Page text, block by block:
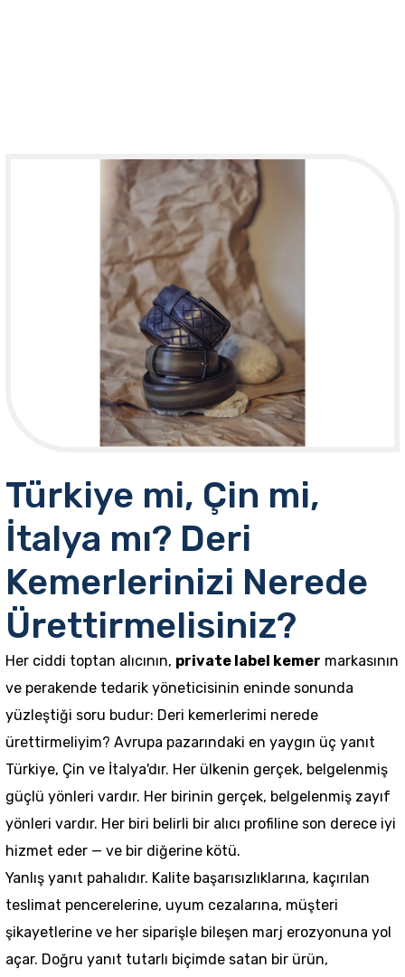
Türkiye mi, Çin mi,
İtalya mı? Deri
Kemerlerinizi Nerede
Ürettirmelisiniz?
Her ciddi toptan alıcının, private label kemer markasının
ve perakende tedarik yöneticisinin eninde sonunda
yüzleştiği soru budur: Deri kemerlerimi nerede
ürettirmeliyim? Avrupa pazarındaki en yaygın üç yanıt
Türkiye, Çin ve İtalya'dır. Her ülkenin gerçek, belgelenmiş
güçlü yönleri vardır. Her birinin gerçek, belgelenmiş zayıf
yönleri vardır. Her biri belirli bir alıcı profiline son derece iyi
hizmet eder — ve bir diğerine kötü.
Yanlış yanıt pahalıdır. Kalite başarısızlıklarına, kaçırılan
teslimat pencerelerine, uyum cezalarına, müşteri
şikayetlerine ve her siparişle bileşen marj erozyonuna yol
açar. Doğru yanıt tutarlı biçimde satan bir ürün,